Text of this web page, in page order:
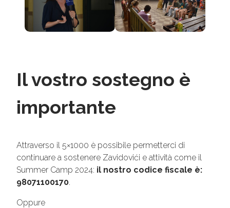
Il vostro sostegno è
importante
Attraverso il 5×1000 è possibile permetterci di
continuare a sostenere Zavidovići e attività come il
Summer Camp 2024: il nostro codice fiscale è:
98071100170.
Oppure